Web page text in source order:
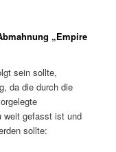
„Empire
sein sollte,
da die durch die
weit gefasst ist und
sollte: